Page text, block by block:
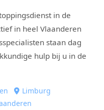
in de
in heel Vlaanderen
staan dag
hulp bij u in de
Limburg